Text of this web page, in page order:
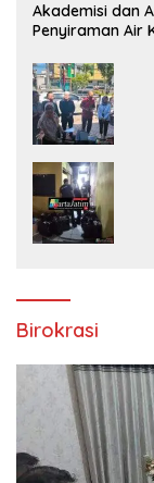
Akademisi dan
Penyiraman Air
Birokrasi